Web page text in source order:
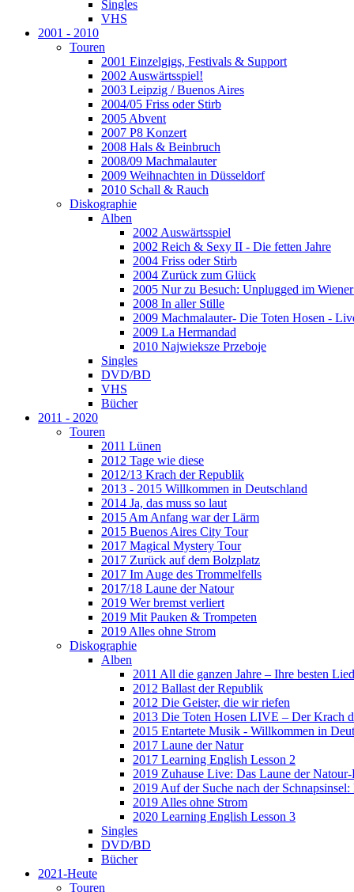
Singles
VHS
2001 - 2010
Touren
2001 Einzelgigs, Festivals & Support
2002 Auswärtsspiel!
2003 Leipzig / Buenos Aires
2004/05 Friss oder Stirb
2005 Abvent
2007 P8 Konzert
2008 Hals & Beinbruch
2008/09 Machmalauter
2009 Weihnachten in Düsseldorf
2010 Schall & Rauch
Diskographie
Alben
2002 Auswärtsspiel
2002 Reich & Sexy II - Die fetten Jahre
2004 Friss oder Stirb
2004 Zurück zum Glück
2005 Nur zu Besuch: Unplugged im
2008 In aller Stille
2009 Machmalauter- Die Toten Hosen -
2009 La Hermandad
2010 Najwieksze Przeboje
Singles
DVD/BD
VHS
Bücher
2011 - 2020
Touren
2011 Lünen
2012 Tage wie diese
2012/13 Krach der Republik
2013 - 2015 Willkommen in Deutschland
2014 Ja, das muss so laut
2015 Am Anfang war der Lärm
2015 Buenos Aires City Tour
2017 Magical Mystery Tour
2017 Zurück auf dem Bolzplatz
2017 Im Auge des Trommelfells
2017/18 Laune der Natour
2019 Wer bremst verliert
2019 Mit Pauken & Trompeten
2019 Alles ohne Strom
Diskographie
Alben
2011 All die ganzen Jahre – Ihre besten
2012 Ballast der Republik
2012 Die Geister, die wir riefen
2013 Die Toten Hosen LIVE – Der Krach
2015 Entartete Musik - Willkommen in
2017 Laune der Natur
2017 Learning English Lesson 2
2019 Zuhause Live: Das Laune der
2019 Auf der Suche nach der
2019 Alles ohne Strom
2020 Learning English Lesson 3
Singles
DVD/BD
Bücher
2021-Heute
Touren